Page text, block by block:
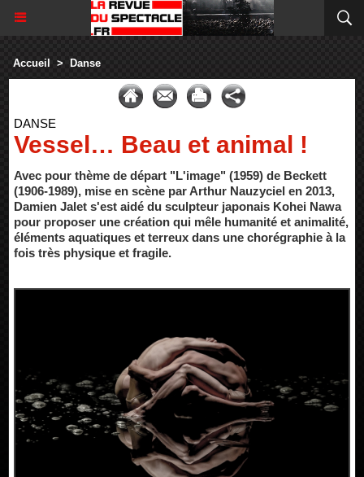
Accueil > Danse
DANSE
Vessel… Beau et animal !
Avec pour thème de départ "L'image" (1959) de Beckett
(1906-1989), mise en scène par Arthur Nauzyciel en 2013,
Damien Jalet s'est aidé du sculpteur japonais Kohei Nawa
pour proposer une création qui mêle humanité et animalité,
éléments aquatiques et terreux dans une chorégraphie à la
fois très physique et fragile.